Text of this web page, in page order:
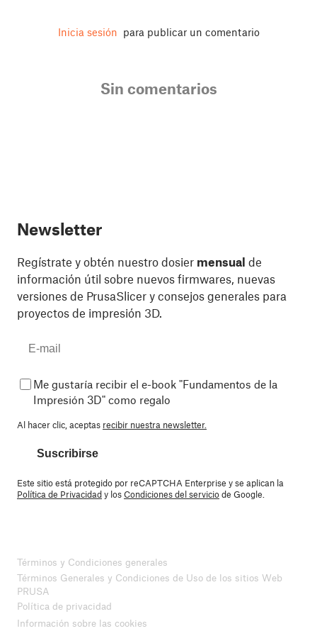
Inicia sesión para publicar un comentario
Sin comentarios
Newsletter
Regístrate y obtén nuestro dosier mensual de
información útil sobre nuevos firmwares, nuevas
versiones de PrusaSlicer y consejos generales para
proyectos de impresión 3D.
Me gustaría recibir el e-book "Fundamentos de la
Impresión 3D" como regalo
Al hacer clic, aceptas recibir nuestra newsletter.
Suscribirse
Este sitio está protegido por reCAPTCHA Enterprise y se aplican la
Política de Privacidady losCondiciones del serviciode Google.
Términos y Condiciones generales
Términos Generales y Condiciones de Uso de los sitios Web
PRUSA
Política de privacidad
Información sobre las cookies